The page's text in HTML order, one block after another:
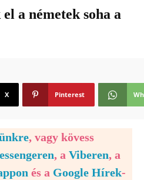
a németek soha a
X Pinterest
, vagy kövess
, a Viberen, a
és a Google Hírek-